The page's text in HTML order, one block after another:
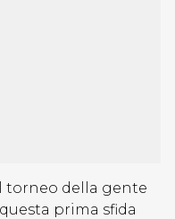
torneo della gente
prima sfida